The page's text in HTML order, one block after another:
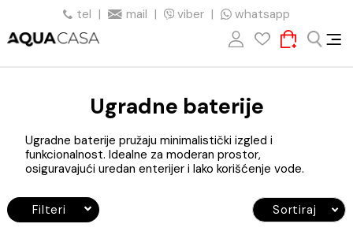
tel | mail | viber | whatsapp
Ugradne baterije
Ugradne baterije pružaju minimalistički izgled i
funkcionalnost. Idealne za moderan prostor,